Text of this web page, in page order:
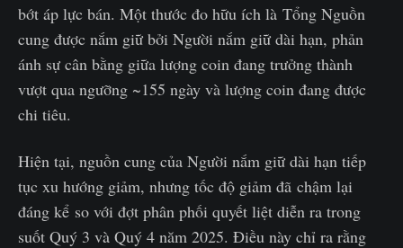
bớt áp lực bán. Một thước đo hữu ích là Tổng Nguồn
cung được nắm giữ bởi Người nắm giữ dài hạn, phản
ánh sự cân bằng giữa lượng coin đang trưởng thành
vượt qua ngưỡng ~155 ngày và lượng coin đang được
chi tiêu.
Hiện tại, nguồn cung của Người nắm giữ dài hạn tiếp
tục xu hướng giảm, nhưng tốc độ giảm đã chậm lại
đáng kể so với đợt phân phối quyết liệt diễn ra trong
suốt Quý 3 và Quý 4 năm 2025. Điều này chỉ ra rằng